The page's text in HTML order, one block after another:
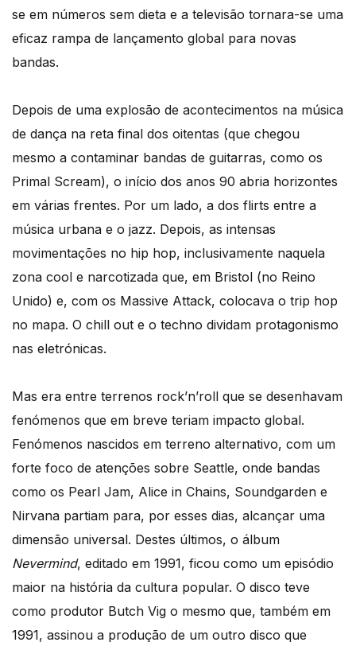
se em números sem dieta e a televisão tornara-se uma
eficaz rampa de lançamento global para novas
bandas.
Depois de uma explosão de acontecimentos na música
de dança na reta final dos oitentas (que chegou
mesmo a contaminar bandas de guitarras, como os
Primal Scream), o início dos anos 90 abria horizontes
em várias frentes. Por um lado, a dos flirts entre a
música urbana e o jazz. Depois, as intensas
movimentações no hip hop, inclusivamente naquela
zona cool e narcotizada que, em Bristol (no Reino
Unido) e, com os Massive Attack, colocava o trip hop
no mapa. O chill out e o techno dividam protagonismo
nas eletrónicas.
Mas era entre terrenos rock’n’roll que se desenhavam
fenómenos que em breve teriam impacto global.
Fenómenos nascidos em terreno alternativo, com um
forte foco de atenções sobre Seattle, onde bandas
como os Pearl Jam, Alice in Chains, Soundgarden e
Nirvana partiam para, por esses dias, alcançar uma
dimensão universal. Destes últimos, o álbum
Nevermind, editado em 1991, ficou como um episódio
maior na história da cultura popular. O disco teve
como produtor Butch Vig o mesmo que, também em
1991, assinou a produção de um outro disco que